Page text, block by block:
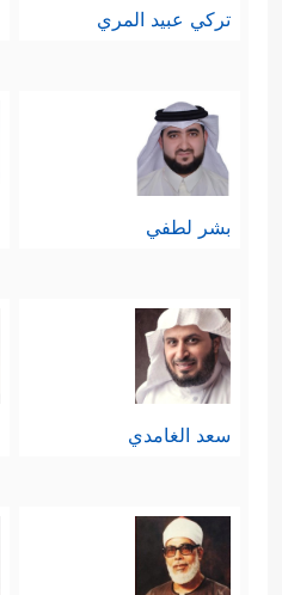
تركي عبيد المري
بشر لطفي
سعد الغامدي